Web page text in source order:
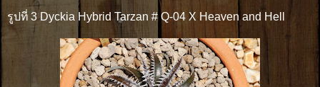
รูปที่ 3 Dyckia Hybrid Tarzan # Q-04 X Heaven and Hell